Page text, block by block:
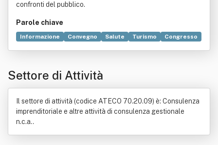
confronti del pubblico.
Parole chiave
Informazione Convegno Salute Turismo
Congresso
Organizzazione
Pubblicità
Settore di Attività
Il settore di attività (codice ATECO 70.20.09) è: Consulenza
imprenditoriale e altre attività di consulenza gestionale
n.c.a..